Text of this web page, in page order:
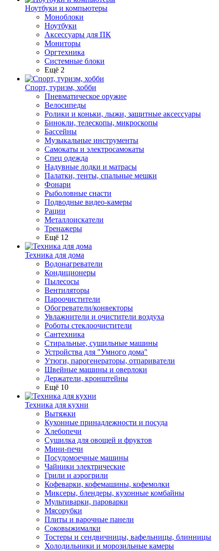
Ноутбуки и компьютеры
Моноблоки
Ноутбуки
Аксессуары для ПК
Мониторы
Оргтехника
Системные блоки
Ещё 2
Спорт, туризм, хобби
Пневматическое оружие
Велосипеды
Ролики и коньки, лыжи, защитные аксессуары
Бинокли, телескопы, микроскопы
Бассейны
Музыкальные инструменты
Самокаты и электросамокаты
Спец одежда
Надувные лодки и матрасы
Палатки, тенты, спальные мешки
Фонари
Рыболовные снасти
Подводные видео-камеры
Рации
Металлоискатели
Тренажеры
Ещё 12
Техника для дома
Водонагреватели
Кондиционеры
Пылесосы
Вентиляторы
Пароочистители
Обогреватели/конвекторы
Увлажнители и очистители воздуха
Роботы стеклоочистители
Сантехника
Стиральные, сушильные машины
Устройства для "Умного дома"
Утюги, парогенераторы, отпариватели
Швейные машины и оверлоки
Держатели, кронштейны
Ещё 10
Техника для кухни
Вытяжки
Кухонные принадлежности и посуда
Хлебопечи
Сушилка для овощей и фруктов
Мини-печи
Посудомоечные машины
Чайники электрические
Грили и аэрогрили
Кофеварки, кофемашины, кофемолки
Миксеры, блендеры, кухонные комбайны
Мультиварки, пароварки
Мясорубки
Плиты и варочные панели
Соковыжималки
Тостеры и сендвичницы, вафельницы, блинницы
Холодильники и морозильные камеры